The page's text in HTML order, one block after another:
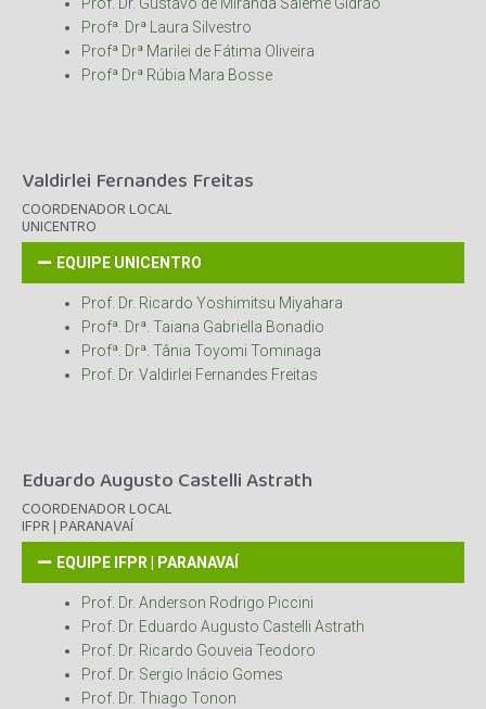
Profª. Drª Laura Silvestro
Profª Drª Marilei de Fátima Oliveira
Profª Drª Rúbia Mara Bosse
Valdirlei Fernandes Freitas
COORDENADOR LOCAL
UNICENTRO
EQUIPE UNICENTRO
Prof. Dr. Ricardo Yoshimitsu Miyahara
Profª. Drª. Taiana Gabriella Bonadio
Profª. Drª. Tânia Toyomi Tominaga
Prof. Dr. Valdirlei Fernandes Freitas
Eduardo Augusto Castelli Astrath
COORDENADOR LOCAL
IFPR | PARANAVAÍ
EQUIPE IFPR | PARANAVAÍ
Prof. Dr. Anderson Rodrigo Piccini
Prof. Dr. Eduardo Augusto Castelli Astrath
Prof. Dr. Ricardo Gouveia Teodoro
Prof. Dr. Sergio Inácio Gomes
Prof. Dr. Thiago Tonon